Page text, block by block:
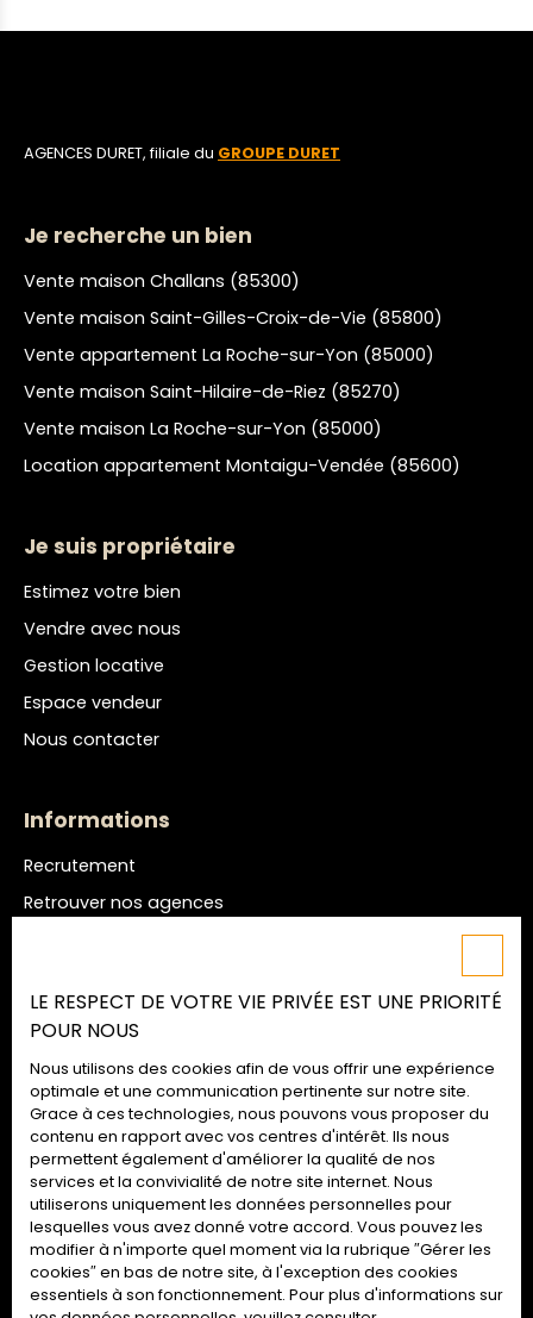
AGENCES DURET, filiale du GROUPE DURET
Je recherche un bien
Vente maison Challans (85300)
Vente maison Saint-Gilles-Croix-de-Vie (85800)
Vente appartement La Roche-sur-Yon (85000)
Vente maison Saint-Hilaire-de-Riez (85270)
Vente maison La Roche-sur-Yon (85000)
Location appartement Montaigu-Vendée (85600)
Je suis propriétaire
Estimez votre bien
Vendre avec nous
Gestion locative
Espace vendeur
Nous contacter
Informations
Recrutement
Retrouver nos agences
Politique de confidentialité
Gérer les cookies
Propulsé par
02 52 09 72 74
LE RESPECT DE VOTRE VIE PRIVÉE EST UNE PRIORITÉ
POUR NOUS
Nous utilisons des cookies afin de vous offrir une expérience
optimale et une communication pertinente sur notre site.
Grace à ces technologies, nous pouvons vous proposer du
contenu en rapport avec vos centres d'intérêt. Ils nous
permettent également d'améliorer la qualité de nos
services et la convivialité de notre site internet. Nous
utiliserons uniquement les données personnelles pour
lesquelles vous avez donné votre accord. Vous pouvez les
modifier à n'importe quel moment via la rubrique ″Gérer les
cookies″ en bas de notre site, à l'exception des cookies
essentiels à son fonctionnement. Pour plus d'informations sur